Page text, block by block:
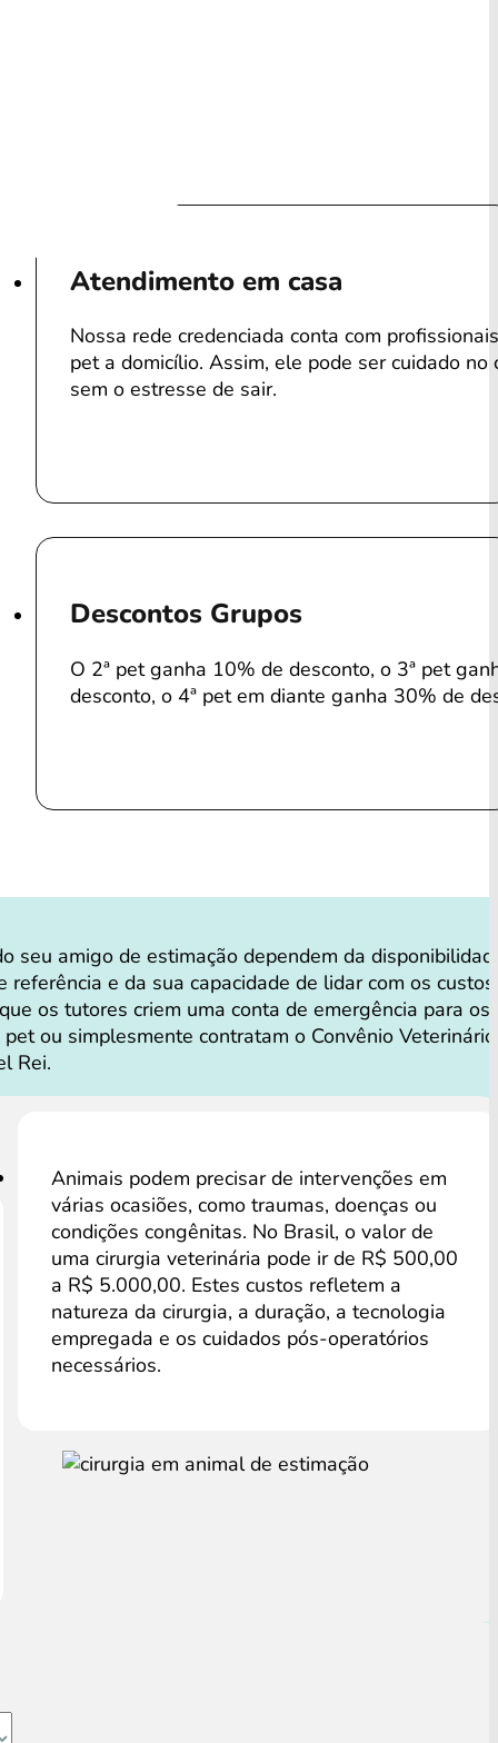
Atendimento em casa
Nossa rede credenciada conta com
pet a domicílio. Assim, ele pode ser cuidado no
sem o estresse de sair.
Descontos Grupos
O 2ª pet ganha 10% de desconto, o 3ª pet
desconto, o 4ª pet em diante ganha 30% de
seu amigo de estimação dependem da
referência e da sua capacidade de lidar com os custos
os tutores criem uma conta de emergência para os
ou simplesmente contratam o Convênio Veterinário
Rei.
Animais podem precisar de intervenções em
várias ocasiões, como traumas, doenças ou
condições congênitas. No Brasil, o valor de
uma cirurgia veterinária pode ir de R$ 500,00
a R$ 5.000,00. Estes custos refletem a
natureza da cirurgia, a duração, a tecnologia
empregada e os cuidados pós-operatórios
necessários.